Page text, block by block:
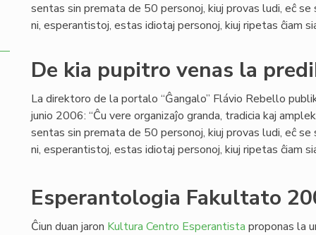
sentas sin premata de 50 personoj, kiuj provas ludi, eĉ se
ni, esperantistoj, estas idiotaj personoj, kiuj ripetas ĉiam
De kia pupitro venas la
La direktoro de la portalo “Ĝangalo” Flávio Rebello
junio 2006: “Ĉu vere organizaĵo granda, tradicia kaj
sentas sin premata de 50 personoj, kiuj provas ludi, eĉ se
ni, esperantistoj, estas idiotaj personoj, kiuj ripetas ĉiam
Esperantologia Fakultato
Ĉiun duan jaron Kultura Centro Esperantista proponas la